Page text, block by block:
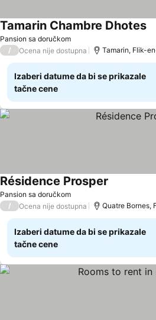
Pansion sa doručkom
Tamarin Chambre Dhotes
/ Ocena nije dostupna Tamarin, Flik-
Izaberi datume da bi se prikazale
tačne cene
Pansion sa doručkom
Résidence Prosper
/ Ocena nije dostupna Quatre Bornes,
Izaberi datume da bi se prikazale
tačne cene